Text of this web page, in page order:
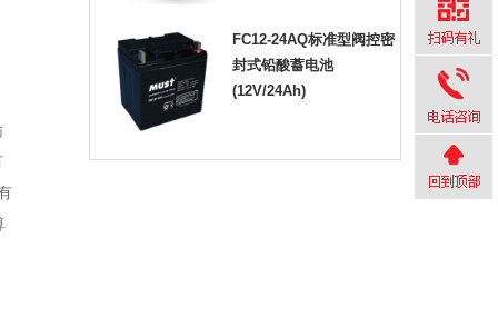
FC12-24AQ标准型阀控密
封式铅酸蓄电池
(12V/24Ah)